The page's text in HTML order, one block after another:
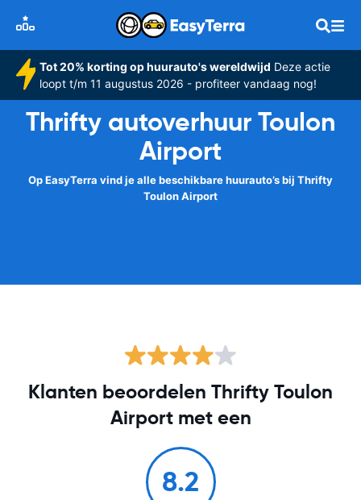
Tot 20% korting op huurauto's wereldwijd Deze actie
loopt t/m 11 augustus 2026 - profiteer vandaag nog!
Thrifty autoverhuur Toulon
Airport
Op EasyTerra vind je alle beschikbare huurauto’s bij Thrifty
Toulon Airport
Klanten beoordelen Thrifty Toulon
Airport met een
8.2